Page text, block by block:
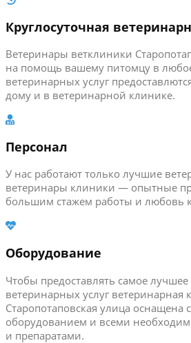
Круглосуточная
Ветеринары ветклиники
на помощь вашему питомцу в
ветеринарных услуг
дому и в ветеринарной клинике.
Персонал
У нас работают только лучшие
ветеринары клиники — опытные
большим стажем работы и любовь
Оборудование
Чтобы предоставлять самое лучшее
ветеринарных услуг ветеринарная
Старопотаповская улица
оборудованием и всеми
и препаратами.